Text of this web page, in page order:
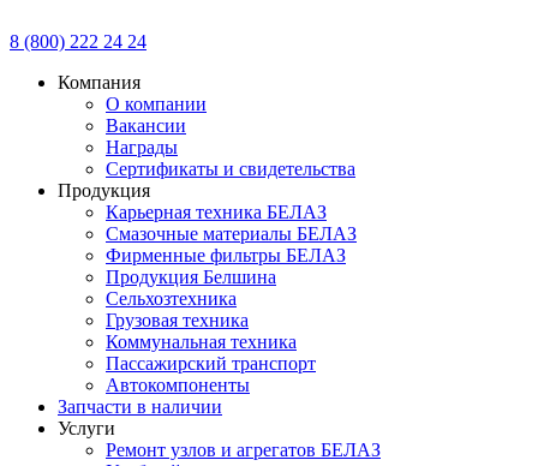
8 (800) 222 24 24
Компания
О компании
Вакансии
Награды
Сертификаты и свидетельства
Продукция
Карьерная техника БЕЛАЗ
Смазочные материалы БЕЛАЗ
Фирменные фильтры БЕЛАЗ
Продукция Белшина
Сельхозтехника
Грузовая техника
Коммунальная техника
Пассажирский транспорт
Автокомпоненты
Запчасти в наличии
Услуги
Ремонт узлов и агрегатов БЕЛАЗ